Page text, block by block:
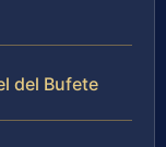
del Bufete